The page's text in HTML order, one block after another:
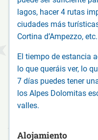
lagos, hacer 4 rutas
ciudades más
Cortina d’Ampezzo, etc.
El tiempo de estancia
lo que queráis ver, lo
7 días puedes tener
los Alpes Dolomitas
valles.
Alojamiento